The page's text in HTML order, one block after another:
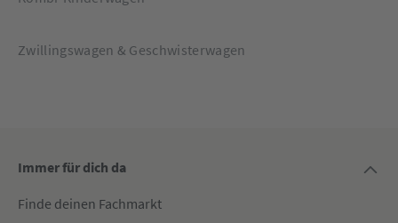
Zwillingswagen & Geschwisterwagen
Immer für dich da
Finde deinen Fachmarkt